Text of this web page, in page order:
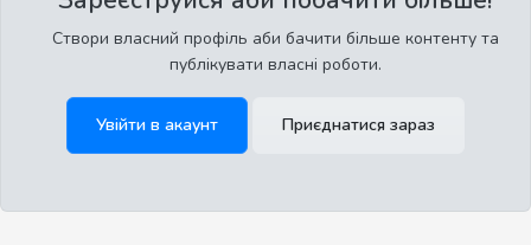
Створи власний профіль аби бачити більше контенту та
публікувати власні роботи.
Увійти в акаунт Приєднатися зараз